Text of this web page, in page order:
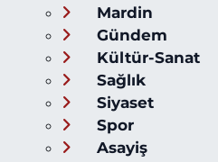
Mardin
Gündem
Kültür-Sanat
Sağlık
Siyaset
Spor
Asayiş